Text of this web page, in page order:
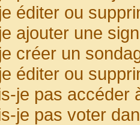
éditer ou
ajouter une
créer un
éditer ou
je pas accéder
je pas voter